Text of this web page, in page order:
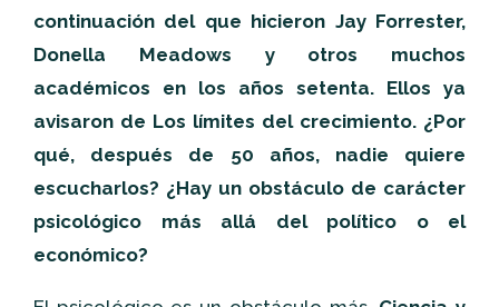
continuación del que hicieron Jay Forrester,
Donella Meadows y otros muchos
académicos en los años setenta. Ellos ya
avisaron de Los límites del crecimiento. ¿Por
qué, después de 50 años, nadie quiere
escucharlos? ¿Hay un obstáculo de carácter
psicológico más allá del político o el
económico?